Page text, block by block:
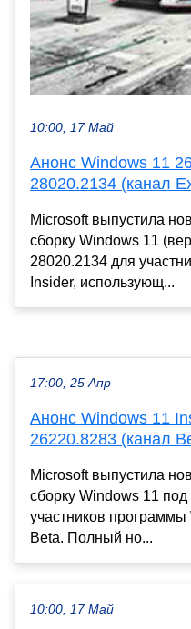
10:00, 17 Май
Анонс Windows 11
28020.2134 (канал
Microsoft выпустила
сборку Windows 11
28020.2134 для
Insider, использующ...
17:00, 25 Апр
Анонс Windows 11
26220.8283 (канал
Microsoft выпустила
сборку Windows 11
участников
Beta. Полный но...
10:00, 17 Май